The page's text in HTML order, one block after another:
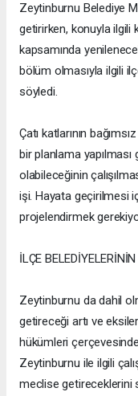
Zeytinburnu Belediye
getirirken, konuyla ilgili
kapsamında
bölüm olmasıyla ilgili
söyledi.
Çatı katlarının
bir planlama
olabileceğinin
işi. Hayata geçirilmesi
projelendirmek
İLÇE
Zeytinburnu da dahil
getireceği artı ve
hükümleri
Zeytinburnu ile ilgili
meclise getireceklerini